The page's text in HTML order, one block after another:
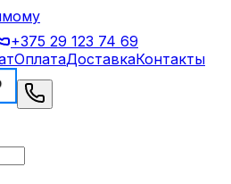
+375 29 123 74 69
ОплатаДоставкаКонтакты